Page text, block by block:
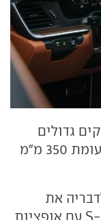
גדולים
יותר: 380-408 מ"מ לפנים-אחור לעומת 350 מ"מ
את
המתלים מחדש וכבעבר תציע את ה-S עם אופציות